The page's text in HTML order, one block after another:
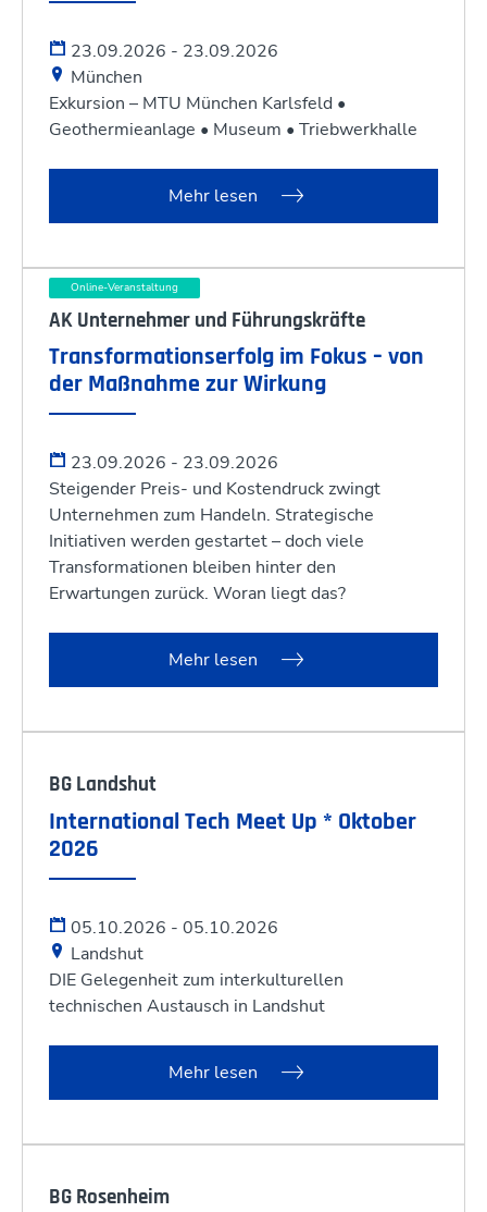
23.09.2026 - 23.09.2026
München
Exkursion – MTU München Karlsfeld •
Geothermieanlage • Museum • Triebwerkhalle
Mehr lesen
Online-Veranstaltung
AK Unternehmer und Führungskräfte
Transformationserfolg im Fokus – von
der Maßnahme zur Wirkung
23.09.2026 - 23.09.2026
Steigender Preis- und Kostendruck zwingt
Unternehmen zum Handeln. Strategische
Initiativen werden gestartet – doch viele
Transformationen bleiben hinter den
Erwartungen zurück. Woran liegt das?
Mehr lesen
BG Landshut
International Tech Meet Up * Oktober
2026
05.10.2026 - 05.10.2026
Landshut
DIE Gelegenheit zum interkulturellen
technischen Austausch in Landshut
Mehr lesen
BG Rosenheim